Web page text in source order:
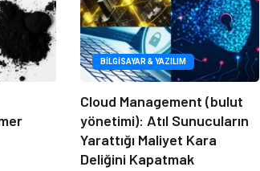
BILGISAYAR & YAZILIM
Cloud Management (bulut
yönetimi): Atıl Sunucuların
Yarattığı Maliyet Kara
Deliğini Kapatmak